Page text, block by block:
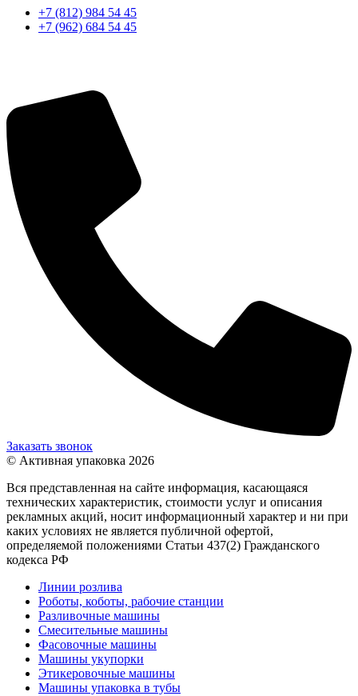
+7 (812) 984 54 45
+7 (962) 684 54 45
Заказать звонок
© Активная упаковка 2026
Вся представленная на сайте информация, касающаяся
технических характеристик, стоимости услуг и описания
рекламных акций, носит информационный характер и ни при
каких условиях не является публичной офертой,
определяемой положениями Статьи 437(2) Гражданского
кодекса РФ
Линии розлива
Роботы, коботы, рабочие станции
Разливочные машины
Смесительные машины
Фасовочные машины
Машины укупорки
Этикеровочные машины
Машины упаковка в тубы